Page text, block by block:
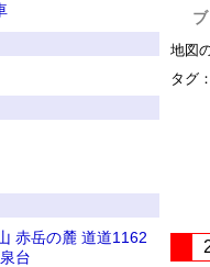
地図
タグ
赤岳の麓 道道1162
台